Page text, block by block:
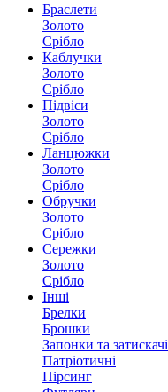
Браслети
Золото
Срібло
Каблучки
Золото
Срібло
Підвіси
Золото
Срібло
Ланцюжки
Золото
Срібло
Обручки
Золото
Срібло
Сережки
Золото
Срібло
Інші
Брелки
Брошки
Запонки та затискачі
Патріотичні
Пірсинг